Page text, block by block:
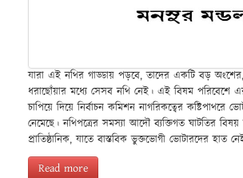
যারা এই নথির গাড্ডায় পড়বে, তাদের একটি বড় অংশের,
ধরাছোঁয়ার মধ্যে সেসব নথি নেই। এই বিষম পরিবেশে
চাপিয়ে দিয়ে নির্বাচন কমিশন নাগরিকত্বের কষ্টিপাথরে
নেমেছে। নথিপত্রের সমস্যা আদৌ ব্যক্তিগত ঘাটতির
প্রাতিষ্ঠানিক, যাতে বাস্তবিক ভুক্তভোগী ভোটারদের হাত
Read more